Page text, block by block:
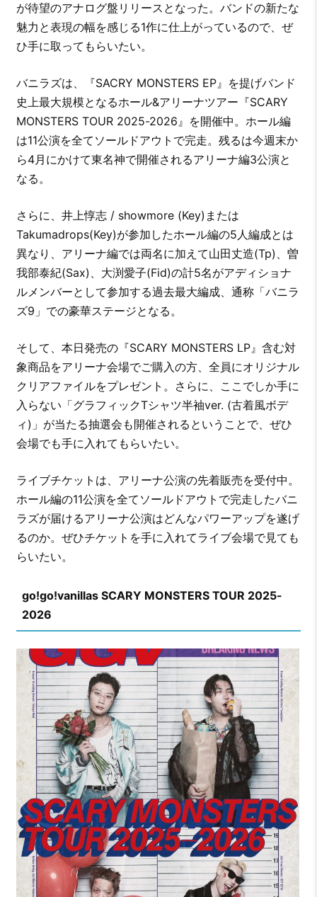
が待望のアナログ盤リリースとなった。バンドの新たな
魅力と表現の幅を感じる1作に仕上がっているので、ぜ
ひ手に取ってもらいたい。
バニラズは、『SACRY MONSTERS EP』を提げバンド
史上最大規模となるホール&アリーナツアー『SCARY
MONSTERS TOUR 2025-2026』を開催中。ホール編
は11公演を全てソールドアウトで完走。残るは今週末か
ら4月にかけて東名神で開催されるアリーナ編3公演と
なる。
さらに、井上惇志 / showmore (Key)または
Takumadrops(Key)が参加したホール編の5人編成とは
異なり、アリーナ編では両名に加えて山田丈造(Tp)、曽
我部泰紀(Sax)、大渕愛子(Fid)の計5名がアディショナ
ルメンバーとして参加する過去最大編成、通称「バニラ
ズ9」での豪華ステージとなる。
そして、本日発売の『SCARY MONSTERS LP』含む対
象商品をアリーナ会場でご購入の方、全員にオリジナル
クリアファイルをプレゼント。さらに、ここでしか手に
入らない「グラフィックTシャツ半袖ver. (古着風ボデ
ィ)」が当たる抽選会も開催されるということで、ぜひ
会場でも手に入れてもらいたい。
ライブチケットは、アリーナ公演の先着販売を受付中。
ホール編の11公演を全てソールドアウトで完走したバニ
ラズが届けるアリーナ公演はどんなパワーアップを遂げ
るのか。ぜひチケットを手に入れてライブ会場で見ても
らいたい。
go!go!vanillas SCARY MONSTERS TOUR 2025-
2026